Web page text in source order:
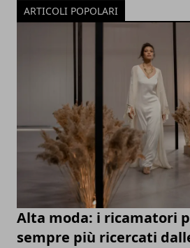
ARTICOLI POPOLARI
Alta moda: i ricamatori
sempre più ricercati